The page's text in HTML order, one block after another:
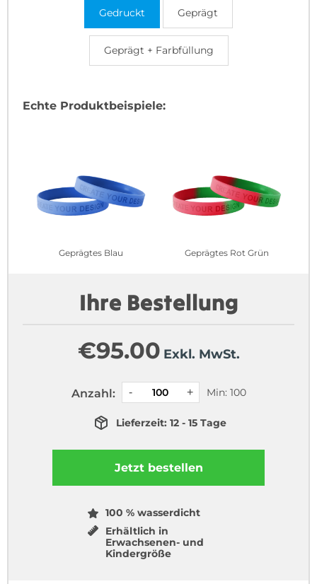
Gedruckt Geprägt
Geprägt + Farbfüllung
Echte Produktbeispiele:
Geprägtes Blau Geprägtes Rot Grün
Ihre Bestellung
€95.00 Exkl. MwSt.
Anzahl: Min: 100
Lieferzeit: 12 - 15 Tage
Jetzt bestellen
100 % wasserdicht
Erhältlich in
Erwachsenen- und
Kindergröße